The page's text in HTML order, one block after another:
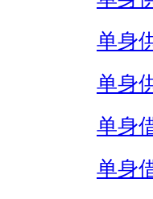
单身
单身
单身
单身